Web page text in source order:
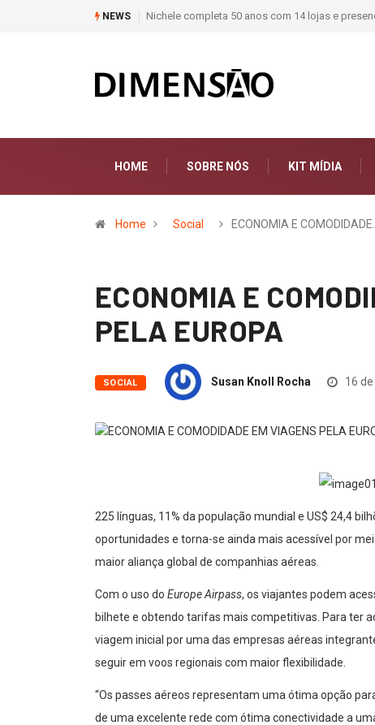
NEWS
com 14 lojas e presença entre os maiores varejistas de materiais de
HOME SOBRE NÓS KIT MÍDIA
Home Social ECONOMIA E
ECONOMIA E
PELA EUROPA
SOCIAL Susan Knoll Rocha 16
225 línguas, 11% da população mundial e US$ 24,4
oportunidades e torna-se ainda mais acessível por
maior aliança global de companhias aéreas.
Com o uso do Europe Airpass, os viajantes podem
bilhete e obtendo tarifas mais competitivas. Para ter
viagem inicial por uma das empresas aéreas
seguir em voos regionais com maior flexibilidade.
“Os passes aéreos representam uma ótima opção
de uma excelente rede com ótima conectividade a